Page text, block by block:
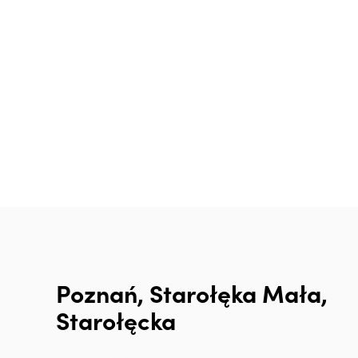
Poznań, Starołęka Mała,
Starołęcka